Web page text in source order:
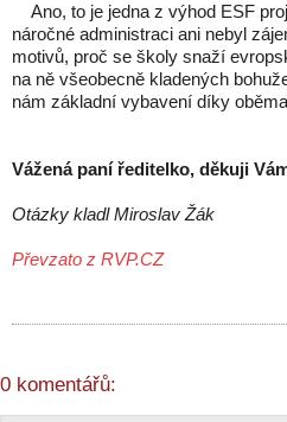
Ano, to je jedna z výhod ESF
náročné administraci ani nebyl
motivů, proč se školy snaží
na ně všeobecně kladených
nám základní vybavení díky
Vážená paní ředitelko, děkuji
Otázky kladl Miroslav Žák
Převzato z RVP.CZ
0 komentářů: